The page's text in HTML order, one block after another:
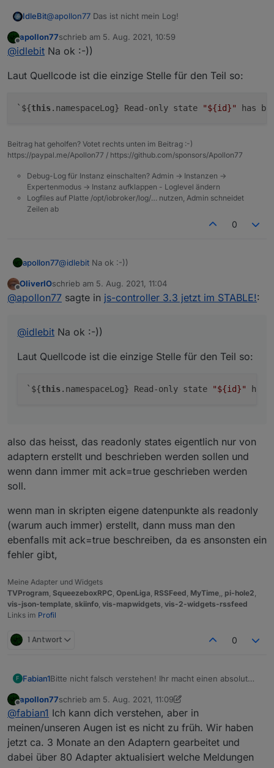
IdleBit@apollon77 Das ist nicht mein Log!
Offline
apollon77schrieb am 5. Aug. 2021, 10:59
zuletzt editiert von
@idlebit Na ok :-))
Laut Quellcode ist die einzige Stelle für den Teil so:
`${this .namespaceLog} Read-only state "${id}" has
Beitrag hat geholfen? Votet rechts unten im Beitrag :-)
https://paypal.me/Apollon77 / https://github.com/sponsors/Apollon77
Debug-Log für Instanz einschalten? Admin -> Instanzen ->
Expertenmodus -> Instanz aufklappen - Loglevel ändern
Logfiles auf Platte /opt/iobroker/log/… nutzen, Admin schneidet
Zeilen ab
0
apollon77@idlebit Na ok :-))
Laut Quellcode ist die einzige Stelle für den Teil so:
Offline
OliverIOschrieb am 5. Aug. 2021, 11:04
zuletzt editiert von
@apollon77 sagte in js-controller 3.3 jetzt im STABLE!:
@idlebit Na ok :-))
Laut Quellcode ist die einzige Stelle für den Teil so:
`${this .namespaceLog} Read-only state "${id}" has
also das heisst, das readonly states eigentlich nur von
adaptern erstellt und beschrieben werden sollen und
wenn dann immer mit ack=true geschrieben werden
soll.
wenn man in skripten eigene datenpunkte als readonly
(warum auch immer) erstellt, dann muss man den
ebenfalls mit ack=true beschreiben, da es ansonsten ein
fehler gibt,
Meine Adapter und Widgets
TVProgram SqueezeboxRPC OpenLiga RSSFeed MyTime pi-hole2
vis-json-template skiinfo vis-mapwidgets vis-2-widgets-rssfeed
Links im Profil
1 Antwort 0
F Fabian1Bitte nicht falsch verstehen! Ihr macht einen absolut
und auf Github requests reagiert wird ist mega. ABER
ich find es persönlich viel zu früh den js-controller 3.3
ins stable zu bringen.
Zumindest nicht ohne die Möglichkeit die wrong Type
Meldungen mit einer Einstellung zu unterdrücken. Ich
verstehe, dass ihr aufräumen wollt um den wildwuchs
bei Adaptern in den Griff zu kriegen, aber da kann ja
der normale User nichts für.
Ich zum Beispiel versuche meine logs super clean zu
halten, da ich mir jede Info, Warnung und Error
Meldung per Pushover schicken lasse und das hat bis
jetzt hervorragend funktioniert, da ich selbst darauf
Gibt es die Möglichkeit, das Systemseitig zu
unterdrücken OHNE das loglevel umzustellen. Wie
Offline
apollon77schrieb am 5. Aug. 2021, 11:09
zuletzt editiert von apollon778. Mai 2021, 13:16
@fabian1 Ich kann dich verstehen, aber in
meinen/unseren Augen ist es nicht zu früh. Wir haben
jetzt ca. 3 Monate an den Adaptern gearbeitet und
dabei über 80 Adapter aktualisiert welche Meldungen